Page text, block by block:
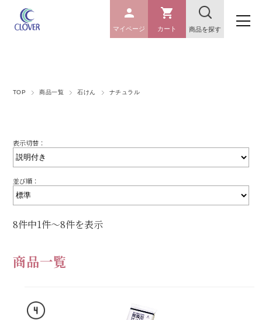
マイページ カート 商品を探す
TOP 商品一覧 石けん ナチュラル
表示切替：
並び順：
8件中1件～8件を表示
商品一覧